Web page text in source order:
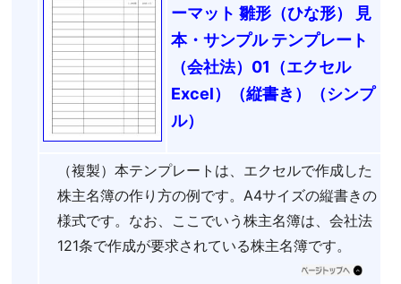
ーマット 雛形（ひな形） 見
本・サンプル テンプレート
（会社法）01（エクセル
Excel）（縦書き）（シンプ
ル）
（複製）本テンプレートは、エクセルで作成した
株主名簿の作り方の例です。A4サイズの縦書きの
様式です。なお、ここでいう株主名簿は、会社法
121条で作成が要求されている株主名簿です。